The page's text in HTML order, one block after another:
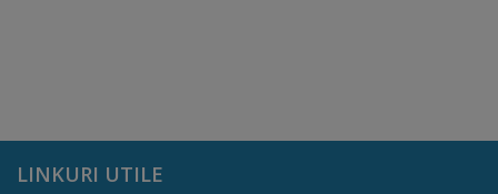
Regulamentul
de
LINKURI UTILE